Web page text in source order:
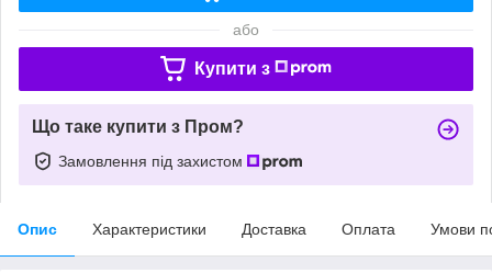
або
Купити з
Що таке купити з Пром?
Замовлення під захистом
Опис Характеристики Доставка Оплата Умови